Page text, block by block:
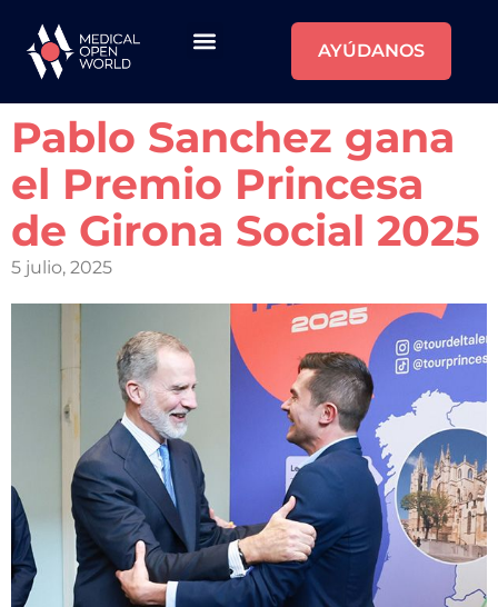
AYÚDANOS
Pablo Sanchez gana
el Premio Princesa
de Girona Social 2025
5 julio, 2025